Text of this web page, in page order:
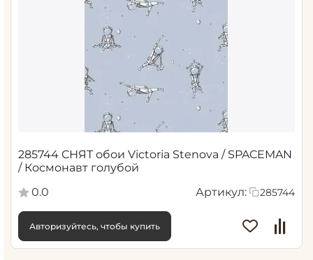
285744 СНЯТ обои Victoria Stenova / SPACEMAN
/ Космонавт голубой
0.0
Артикул: 285744
Авторизуйтесь, чтобы купить